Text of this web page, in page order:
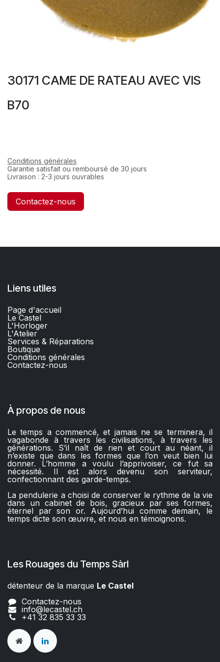
30171 CAME DE RATEAU AVEC VIS
B70
Conditions générales
Garantie satisfait ou remboursé de 30 jours
Livraison : 2-3 jours ouvrables
Contactez-nous
Liens utiles
Page d'accueil
Le Castel
L'Horloger
L'Atelier
Services & Réparations
Boutique
Conditions générales
Contactez-nous​
À propos de nous
Le temps a commencé, et jamais ne se terminera, il
vagabonde à travers les civilisations, à travers les
générations. S’il naît de rien et court au néant, il
n’existe que dans les formes que l’on veut bien lui
donner. L’homme a voulu l’apprivoiser, ce fut sa
nécessité. Il est alors devenu son serviteur,
confectionnant des garde-temps.
La pendulerie a choisi de conserver le rythme de la vie
dans un cabinet de bois, gracieux par ses formes,
éternel par son or. Aujourd’hui comme demain, le
temps dicte son œuvre, et nous en témoignons.
Les Rouages du Temps Sàrl
détenteur de la marque Le Castel​​
Contactez-nous
info@lecastel.ch
+41 32 835 33 33